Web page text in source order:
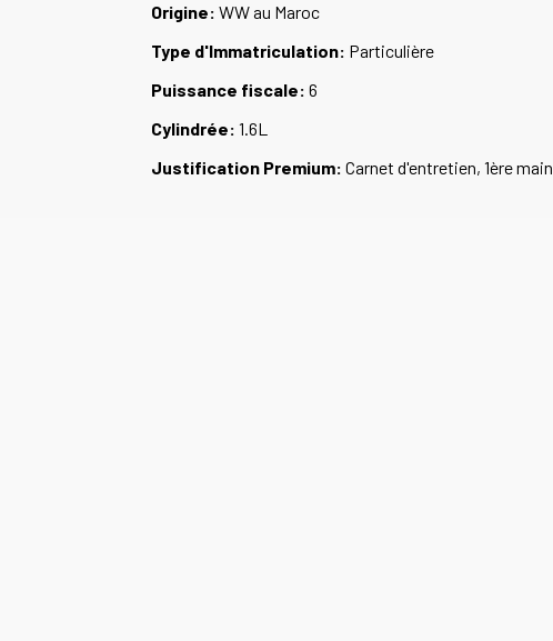
Origine: WW au Maroc
Type d'Immatriculation: Particulière
Puissance fiscale: 6
Cylindrée: 1.6L
Justification Premium: Carnet d'entretien, 1ère main